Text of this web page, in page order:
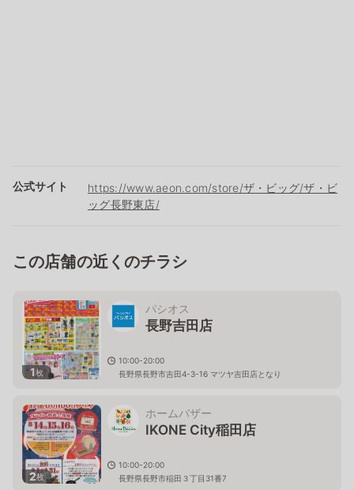
公式サイト
https://www.aeon.com/store/ザ・ビッグ/ザ・ビ
ッグ長野東店/
この店舗の近くのチラシ
1枚
パシオス
長野吉田店
10:00-20:00
長野県長野市吉田4-3-16 マツヤ吉田店となり
2枚
ホームバザー
IKONE City稲田店
10:00-20:00
長野県長野市稲田３丁目31番7